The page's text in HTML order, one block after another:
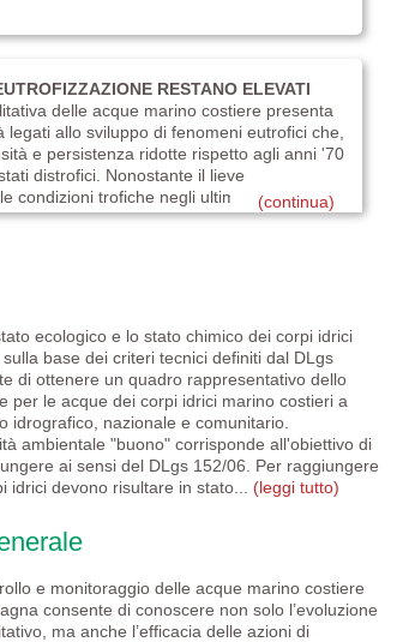
RESTANO ELEVATI
delle acque marino costiere presenta
legati allo sviluppo di fenomeni eutrofici che,
e persistenza ridotte rispetto agli anni '70
distrofici. Nonostante il lieve
condizioni trofiche negli ultimi venti anni...
(continua)
ecologico e lo stato chimico dei corpi idrici
base dei criteri tecnici definiti dal DLgs
di ottenere un quadro rappresentativo dello
per le acque dei corpi idrici marino costieri a
idrografico, nazionale e comunitario.
ambientale "buono" corrisponde all'obiettivo di
ai sensi del DLgs 152/06. Per raggiungere
idrici devono risultare in stato... (leggi tutto)
e monitoraggio delle acque marino costiere
consente di conoscere non solo l’evoluzione
ma anche l’efficacia delle azioni di